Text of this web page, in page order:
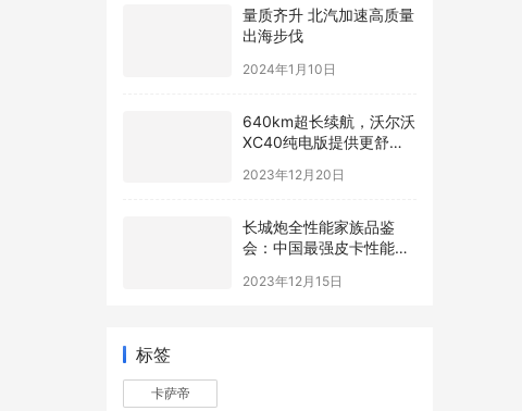
量质齐升 北汽加速高质量
出海步伐
2024年1月10日
640km超长续航，沃尔沃
XC40纯电版提供更舒适
2023年12月20日
长城炮全性能家族品鉴
会：中国最强皮卡性能战
2023年12月15日
标签
卡萨帝